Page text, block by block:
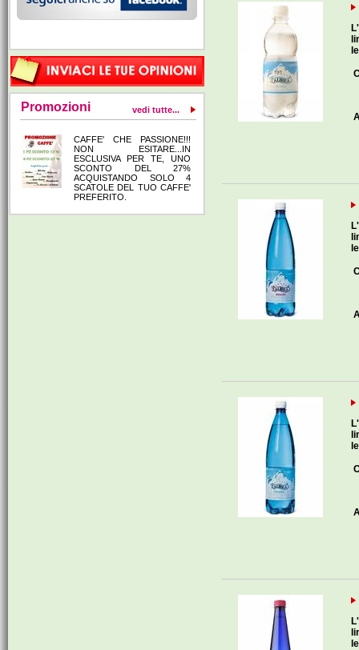
Promozioni vedi tutte...
CAFFE' CHE PASSIONE!!!
NON ESITARE...IN
ESCLUSIVA PER TE, UNO
SCONTO DEL 27%
ACQUISTANDO SOLO 4
SCATOLE DEL TUO CAFFE'
PREFERITO.